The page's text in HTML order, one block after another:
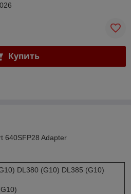
Купить
640SFP28 Adapter
DL380 (G10) DL385 (G10)